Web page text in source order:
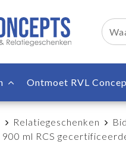
Ontmoet RVL
Relatiegeschenken
900 ml RCS